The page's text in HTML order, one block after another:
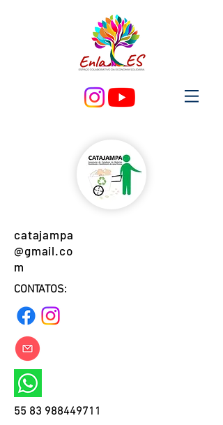
catajampa
@gmail.co
m
CONTATOS:
55 83 988449711